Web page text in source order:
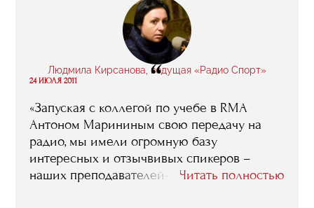
Людмила Кирсанова, ведущая «Радио Спорт»
“
24 ИЮЛЯ 2011
«Запуская с коллегой по учебе в RMA
Антоном Марининым свою передачу на
радио, мы имели огромную базу
интересных и отзычвивых спикеров –
наших преподавателей-практиков».
Читать полностью